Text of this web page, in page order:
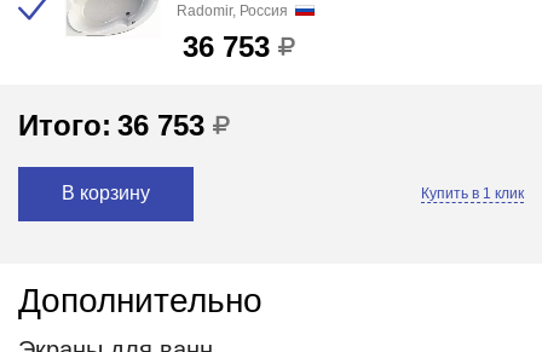
Radomir, Россия
36 753
Итого: 36 753
В корзину Купить в 1 клик
Дополнительно